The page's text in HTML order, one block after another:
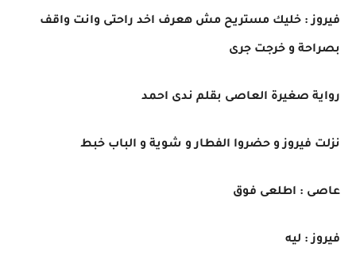
فيروز : خليك مستريح مش هعرف اخد راحتى وانت واقف
بصراحة و خرجت جرى
رواية صغيرة العاصى بقلم ندى احمد
نزلت فيروز و حضروا الفطار و شوية و الباب خبط
عاصى : اطلعى فوق
فيروز : ليه